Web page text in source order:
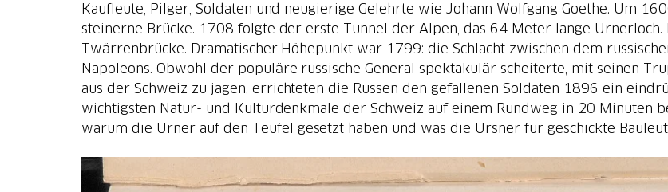
Kaufleute, Pilger, Soldaten und neugierige Gelehrte wie Johann Wolfgang Goethe. Um
steinerne Brücke. 1708 folgte der erste Tunnel der Alpen, das 64 Meter lange
Twärrenbrücke. Dramatischer Höhepunkt war 1799: die Schlacht zwischen dem
Napoleons. Obwohl der populäre russische General spektakulär scheiterte, mit seinen
aus der Schweiz zu jagen, errichteten die Russen den gefallenen Soldaten 1896 ein
wichtigsten Natur- und Kulturdenkmale der Schweiz auf einem Rundweg in 20 Minuten
warum die Urner auf den Teufel gesetzt haben und was die Ursner für geschickte